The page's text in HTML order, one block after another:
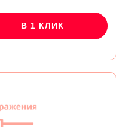
В 1 КЛИК